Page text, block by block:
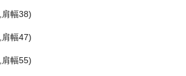
幅38)
幅47)
幅55)